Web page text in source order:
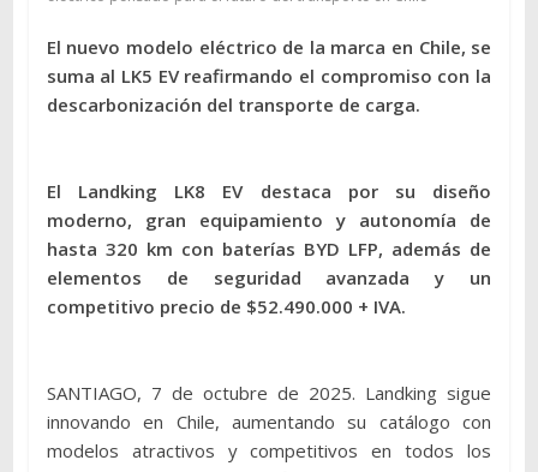
El nuevo modelo eléctrico de la marca en Chile, se
suma al LK5 EV reafirmando el compromiso con la
descarbonización del transporte de carga.
El Landking LK8 EV destaca por su diseño
moderno, gran equipamiento y autonomía de
hasta 320 km con baterías BYD LFP, además de
elementos de seguridad avanzada y un
competitivo precio de $52.490.000 + IVA.
SANTIAGO, 7 de octubre de 2025. Landking sigue
innovando en Chile, aumentando su catálogo con
modelos atractivos y competitivos en todos los